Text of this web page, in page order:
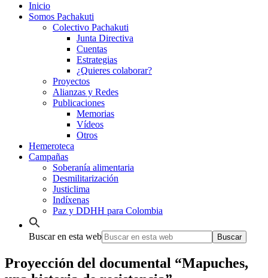
Inicio
Somos Pachakuti
Colectivo Pachakuti
Junta Directiva
Cuentas
Estrategias
¿Quieres colaborar?
Proyectos
Alianzas y Redes
Publicaciones
Memorias
Vídeos
Otros
Hemeroteca
Campañas
Soberanía alimentaria
Desmilitarización
Justiclima
Indíxenas
Paz y DDHH para Colombia
Buscar en esta web
Proyección del documental “Mapuches,